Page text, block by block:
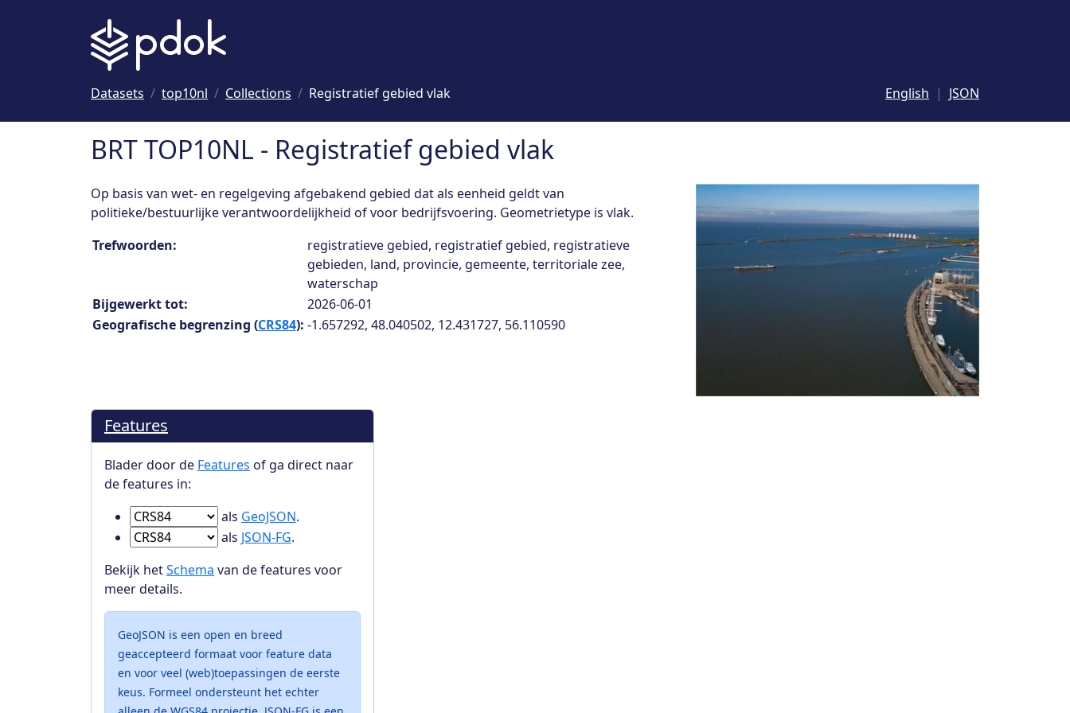
Datasets top10nl Collections Registratief gebied vlak English JSON
BRT TOP10NL - Registratief gebied vlak
Op basis van wet- en regelgeving afgebakend gebied dat als eenheid geldt van
politieke/bestuurlijke verantwoordelijkheid of voor bedrijfsvoering. Geometrietype is vlak.
Collection details
Trefwoorden:
registratieve gebied, registratief gebied, registratieve
gebieden, land, provincie, gemeente, territoriale zee,
waterschap
Bijgewerkt tot:
2026-06-01
Geografische begrenzing (CRS84): -1.657292, 48.040502, 12.431727, 56.110590
Features
Blader door de Features of ga direct naar
de features in:
Ga naar Features in
als GeoJSON.
Ga naar Features in
als JSON-FG.
Bekijk hetSchema van de features voor
meer details.
GeoJSON is een open en breed
geaccepteerd formaat voor feature data
en voor veel (web)toepassingen de eerste
keus. Formeel ondersteunt het echter